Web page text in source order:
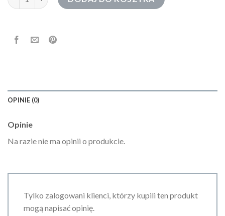
OPINIE (0)
Opinie
Na razie nie ma opinii o produkcie.
Tylko zalogowani klienci, którzy kupili ten produkt
mogą napisać opinię.